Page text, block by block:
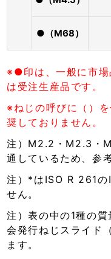
●（M68）
※●印は、一般に市場
は受注生産品です。
※ねじの呼びに（）
奨しておりません。
注）M2.2・M2.3・
通しているため、参
注）*はISO R 261の
せん。
注）表の中の1種の
会発行ねじスライド
ます。